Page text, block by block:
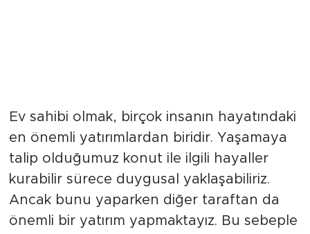
Ev sahibi olmak, birçok insanın hayatındaki
en önemli yatırımlardan biridir. Yaşamaya
talip olduğumuz konut ile ilgili hayaller
kurabilir sürece duygusal yaklaşabiliriz.
Ancak bunu yaparken diğer taraftan da
önemli bir yatırım yapmaktayız. Bu sebeple